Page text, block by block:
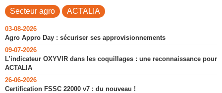
Secteur agro ACTALIA
03-08-2026
Agro Appro Day : sécuriser ses approvisionnements
09-07-2026
L’indicateur OXYVIR dans les coquillages : une reconnaissance pour
ACTALIA
26-06-2026
Certification FSSC 22000 v7 : du nouveau !